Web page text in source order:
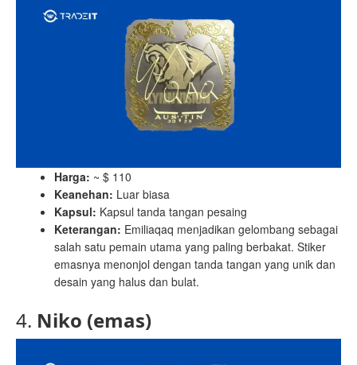
Harga: ~ $ 110
Keanehan: Luar biasa
Kapsul: Kapsul tanda tangan pesaing
Keterangan: Emiliaqaq menjadikan gelombang sebagai
salah satu pemain utama yang paling berbakat. Stiker
emasnya menonjol dengan tanda tangan yang unik dan
desain yang halus dan bulat.
4. Niko (emas)